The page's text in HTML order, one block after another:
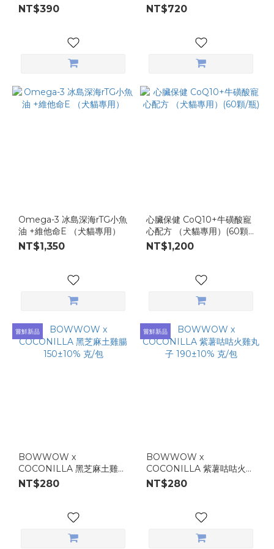
NT$390 NT$720
Omega-3 冰島深海rTG小魚
油 +維他命E （犬貓專用）
NT$1,350
心臟保健 CoQ10+牛磺酸寵
心配方 （犬貓專用）(60顆/
瓶)
NT$1,200
嘗鮮新品
BOWWOW x
COCONILLA 黑芝麻土雞腸
150±10% 克/包
NT$280
嘗鮮新品
BOWWOW x
COCONILLA 紫薯咕咕火雞
丸子 190±10% 克/包
NT$280